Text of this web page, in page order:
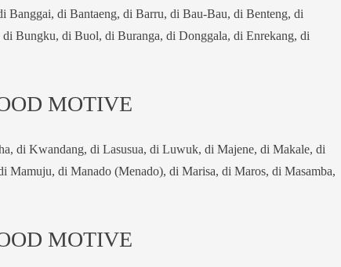
di Bantaeng, di Barru, di Bau-Bau, di Benteng, di
Bungku, di Buol, di Buranga, di Donggala, di Enrekang, di
MOTIVE
di Kwandang, di Lasusua, di Luwuk, di Majene, di Makale, di
Mamuju, di Manado (Menado), di Marisa, di Maros, di Masamba,
MOTIVE